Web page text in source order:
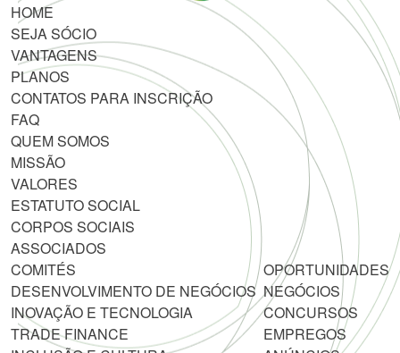
HOME
SEJA SÓCIO
VANTAGENS
PLANOS
CONTATOS PARA INSCRIÇÃO
FAQ
QUEM SOMOS
MISSÃO
VALORES
ESTATUTO SOCIAL
CORPOS SOCIAIS
ASSOCIADOS
COMITÉS
DESENVOLVIMENTO DE NEGÓCIOS
INOVAÇÃO E TECNOLOGIA
TRADE FINANCE
OPORTUNIDADES
NEGÓCIOS
CONCURSOS
EMPREGOS